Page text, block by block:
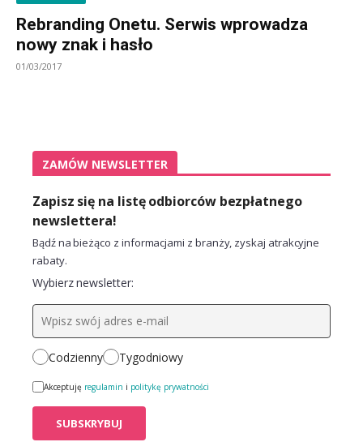
Rebranding Onetu. Serwis wprowadza
nowy znak i hasło
01/03/2017
ZAMÓW NEWSLETTER
Zapisz się na listę odbiorców bezpłatnego
newslettera!
Bądź na bieżąco z informacjami z branży, zyskaj atrakcyjne
rabaty.
Wybierz newsletter:
Codzienny Tygodniowy
Akceptuję regulamin i politykę prywatności